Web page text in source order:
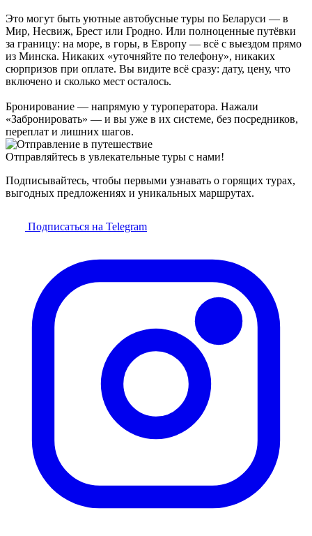
Это могут быть уютные автобусные туры по Беларуси — в
Мир, Несвиж, Брест или Гродно. Или полноценные путёвки
за границу: на море, в горы, в Европу — всё с выездом прямо
из Минска. Никаких «уточняйте по телефону», никаких
сюрпризов при оплате. Вы видите всё сразу: дату, цену, что
включено и сколько мест осталось.
Бронирование — напрямую у туроператора. Нажали
«Забронировать» — и вы уже в их системе, без посредников,
переплат и лишних шагов.
Отправляйтесь в увлекательные туры с нами!
Подписывайтесь, чтобы первыми узнавать о горящих турах,
выгодных предложениях и уникальных маршрутах.
Подписаться на Telegram